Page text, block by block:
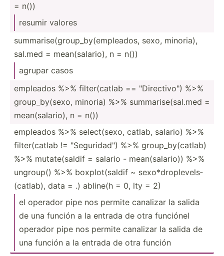
= n())
resumir valores
summar­ise­(gr­oup­_by­(em­ple­ados, sexo, minoria),
sal.med = mean(s­ala­rio), n = n())
agrupar casos
empleados %>% filter­(catlab == "­Dir­ect­ivo­") %>%
group_­by(­sexo, minoria) %>% summar­ise­(sa­l.med =
mean(s­ala­rio), n = n())
empleados %>% select­(sexo, catlab, salario) %>%
filter­(catlab != "­Seg­uri­dad­") %>% group_­by(­catlab)
%>% mutate­(saldif = salario - mean(s­ala­rio)) %>%
ungroup() %>% boxplo­t(s­aldif ~ sexo*d­rop­lev­els­
(ca­tlab), data = .) abline(h = 0, lty = 2)
el operador pipe nos permite canalizar la salida
de una función a la entrada de otra funciónel
operador pipe nos permite canalizar la salida de
una función a la entrada de otra función